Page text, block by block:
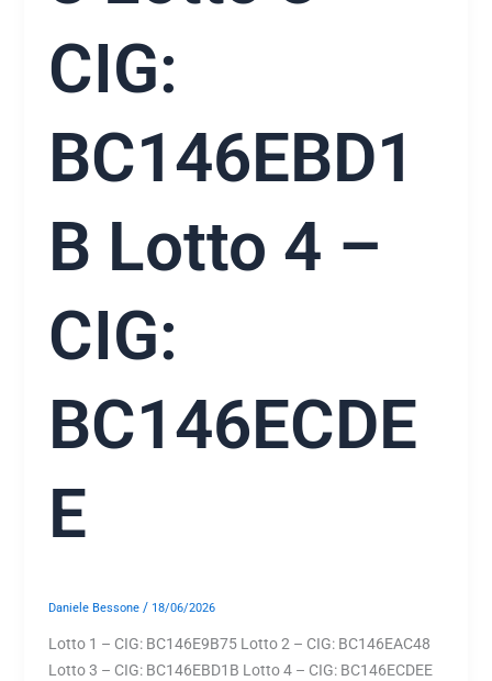
CIG:
BC146EBD1
B Lotto 4 –
CIG:
BC146ECDE
E
Daniele Bessone/ 18/06/2026
Lotto 1 – CIG: BC146E9B75 Lotto 2 – CIG: BC146EAC48
Lotto 3 – CIG: BC146EBD1B Lotto 4 – CIG: BC146ECDEE